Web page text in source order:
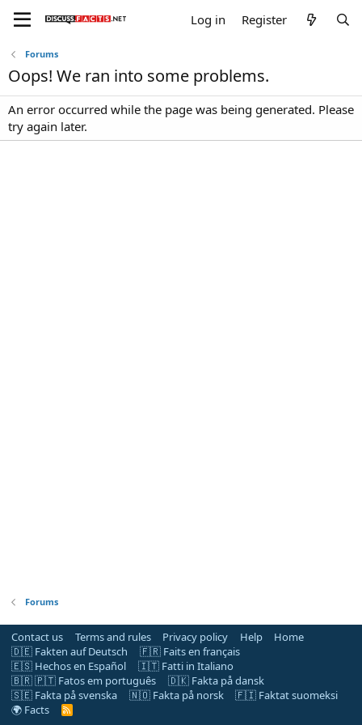
Log in Register
Forums
Oops! We ran into some problems.
An error occurred while the page was being generated. Please
try again later.
Forums
Contact us Terms and rules Privacy policy Help
Home
🇩🇪 Fakten auf Deutsch
🇫🇷 Faits en français
🇪🇸 Hechos en Español
🇮🇹 Fatti in Italiano
🇧🇷 🇵🇹 Fatos em português
🇩🇰 Fakta på dansk
🇸🇪 Fakta på svenska
🇳🇴 Fakta på norsk
🇫🇮 Faktat suomeksi
🌍 Facts
R